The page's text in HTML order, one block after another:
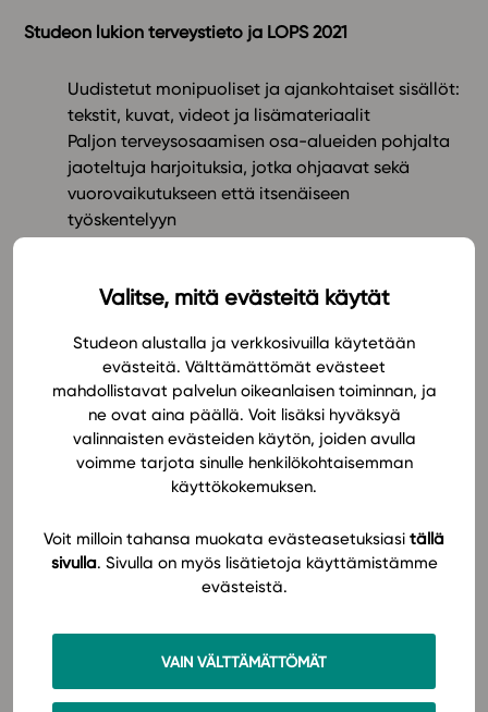
Valitse, mitä evästeitä käytät
Studeon alustalla ja verkkosivuilla käytetään
evästeitä. Välttämättömät evästeet
mahdollistavat palvelun oikeanlaisen toiminnan, ja
ne ovat aina päällä. Voit lisäksi hyväksyä
valinnaisten evästeiden käytön, joiden avulla
voimme tarjota sinulle henkilökohtaisemman
käyttökokemuksen.
Voit milloin tahansa muokata evästeasetuksiasi tällä
sivulla. Sivulla on myös lisätietoja käyttämistämme
evästeistä.
VAIN VÄLTTÄMÄTTÖMÄT
Tilaa uutiskirje
In English
Studeon lukion terveystieto ja LOPS 2021
Uudistetut monipuoliset ja ajankohtaiset sisällöt:
tekstit, kuvat, videot ja lisämateriaalit
Paljon terveysosaamisen osa-alueiden pohjalta
jaoteltuja harjoituksia, jotka ohjaavat sekä
vuorovaikutukseen että itsenäiseen
työskentelyyn
Opettajan oppaassa ideoita materiaalin
opetusmenetelmistä
Opiskelijoille vinkkejä erilaisista oppimisen
tavoista
Laaja-alaisen osaamisen kehittäminen tehty
näkyväksi ja ymmärrettäväksi tavoitteissa ja
Voit järjestellä sisällysluettelon haluamaksesi.
Voit lisätä materiaaliin omia sisältöjäsi ja laatia
lisää harjoituksia.
Esseevastaukset on nopea tarkistaa